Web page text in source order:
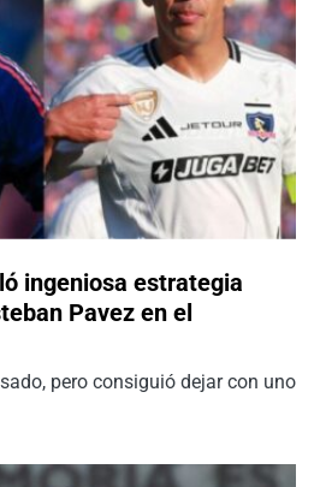
ingeniosa estrategia
Pavez en el
pero consiguió dejar con uno